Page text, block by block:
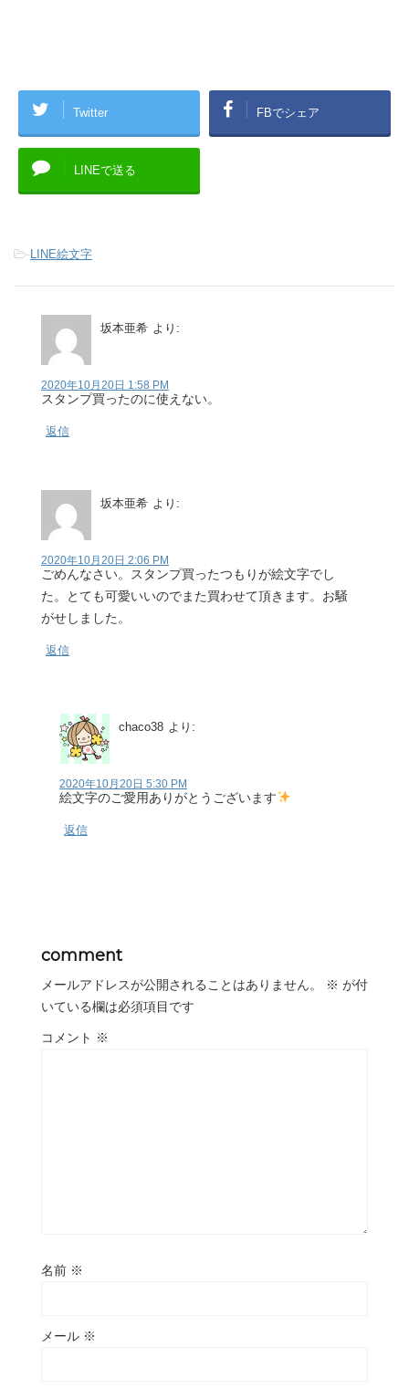
Twitter FBでシェア
LINEで送る
-LINE絵文字
坂本亜希 より:
2020年10月20日 1:58 PM
スタンプ買ったのに使えない。
返信
坂本亜希 より:
2020年10月20日 2:06 PM
ごめんなさい。スタンプ買ったつもりが絵文字でし
た。とても可愛いいのでまた買わせて頂きます。お騒
がせしました。
返信
chaco38 より:
2020年10月20日 5:30 PM
絵文字のご愛用ありがとうございます
返信
comment
メールアドレスが公開されることはありません。 ※ が付
いている欄は必須項目です
コメント ※
名前 ※
メール ※